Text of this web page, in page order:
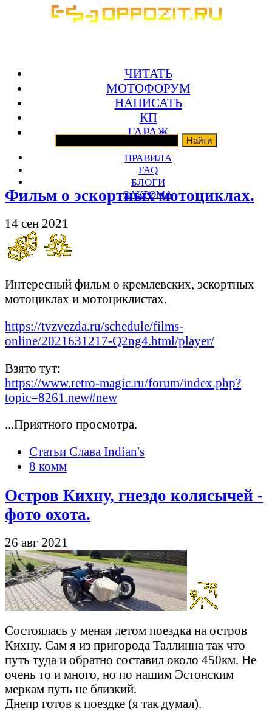
ЧИТАТЬ
МОТОФОРУМ
НАПИСАТЬ
КП
ГАРАЖ
ПРАВИЛА
FAQ
БЛОГИ
ЗАКРОМА
Фильм о эскортных мотоциклах.
14 сен 2021
Интересный фильм о кремлевских, эскортных
мотоциклах и мотоциклистах.
https://tvzvezda.ru/schedule/films-
online/2021631217-Q2ng4.html/player/
Взято тут:
https://www.retro-magic.ru/forum/index.php?
topic=8261.new#new
...Приятного просмотра.
Статьи Слава Indian's
8 комм
Остров Кихну, гнездо колясычей -
фото охота.
26 авг 2021
Состоялась у меная летом поездка на остров
Кихну. Сам я из пригорода Таллинна так что
путь туда и обратно составил около 450км. Не
очень то и много, но по нашим Эстонcким
меркам путь не близкий.
Днепр готов к поездке (я так думал).